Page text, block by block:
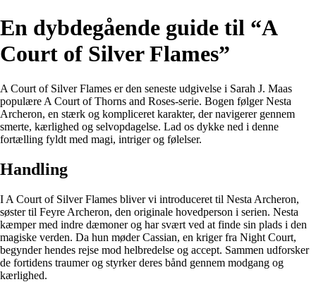
En dybdegående guide til “A
Court of Silver Flames”
A Court of Silver Flames er den seneste udgivelse i Sarah J. Maas
populære A Court of Thorns and Roses-serie. Bogen følger Nesta
Archeron, en stærk og kompliceret karakter, der navigerer gennem
smerte, kærlighed og selvopdagelse. Lad os dykke ned i denne
fortælling fyldt med magi, intriger og følelser.
Handling
I A Court of Silver Flames bliver vi introduceret til Nesta Archeron,
søster til Feyre Archeron, den originale hovedperson i serien. Nesta
kæmper med indre dæmoner og har svært ved at finde sin plads i den
magiske verden. Da hun møder Cassian, en kriger fra Night Court,
begynder hendes rejse mod helbredelse og accept. Sammen udforsker
de fortidens traumer og styrker deres bånd gennem modgang og
kærlighed.